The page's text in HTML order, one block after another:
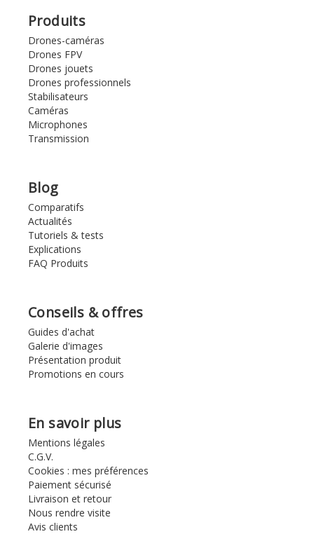
Produits
Drones-caméras
Drones FPV
Drones jouets
Drones professionnels
Stabilisateurs
Caméras
Microphones
Transmission
Blog
Comparatifs
Actualités
Tutoriels & tests
Explications
FAQ Produits
Conseils & offres
Guides d'achat
Galerie d'images
Présentation produit
Promotions en cours
En savoir plus
Mentions légales
C.G.V.
Cookies : mes préférences
Paiement sécurisé
Livraison et retour
Nous rendre visite
Avis clients